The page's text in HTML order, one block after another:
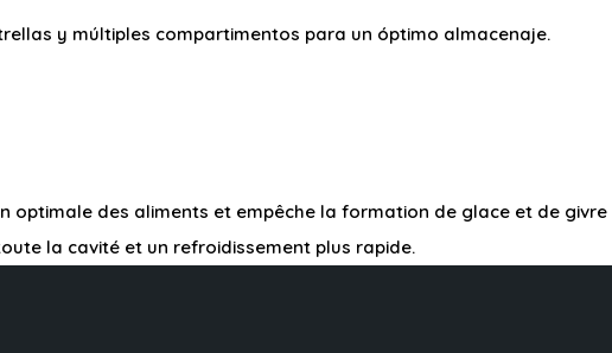
y múltiples compartimentos para un óptimo almacenaje.
optimale des aliments et empêche la formation de glace et de
la cavité et un refroidissement plus rapide.